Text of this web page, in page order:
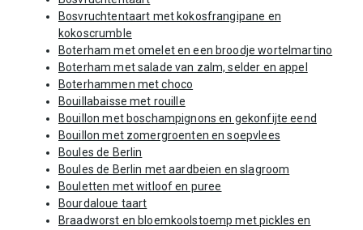
Bosvruchtentaart met kokosfrangipane en
kokoscrumble
Boterham met omelet en een broodje wortelmartino
Boterham met salade van zalm, selder en appel
Boterhammen met choco
Bouillabaisse met rouille
Bouillon met boschampignons en gekonfijte eend
Bouillon met zomergroenten en soepvlees
Boules de Berlin
Boules de Berlin met aardbeien en slagroom
Bouletten met witloof en puree
Bourdaloue taart
Braadworst en bloemkoolstoemp met pickles en